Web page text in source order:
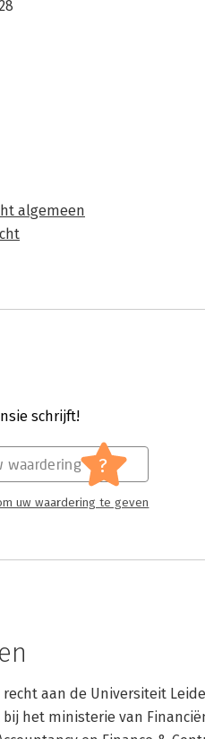
algemeen
schrijft!
waardering ?
uw waardering te geven
aan de Universiteit
het ministerie van